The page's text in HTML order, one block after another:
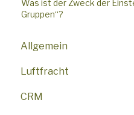
Was ist der Zweck der
Gruppen“?
Allgemein
Top-Funktionen
Erste Schritte
Luftfracht
Häufig gestellte
CRM